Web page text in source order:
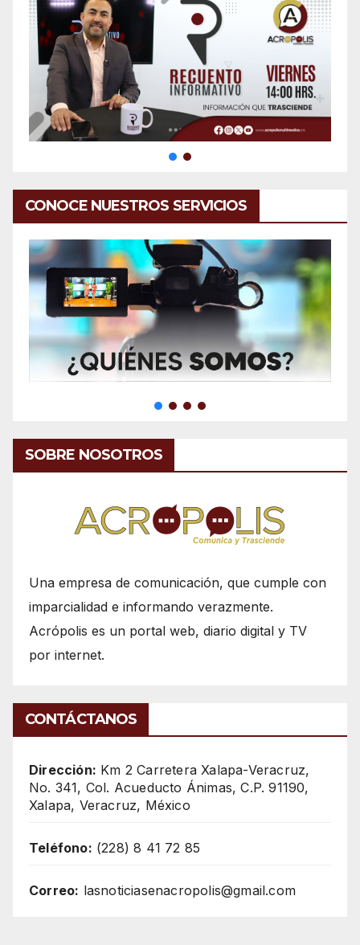
CONOCE NUESTROS SERVICIOS
SOBRE NOSOTROS
Una empresa de comunicación, que cumple con
imparcialidad e informando verazmente.
Acrópolis es un portal web, diario digital y TV
por internet.
CONTÁCTANOS
Dirección: Km 2 Carretera Xalapa-Veracruz,
No. 341, Col. Acueducto Ánimas, C.P. 91190,
Xalapa, Veracruz, México
Teléfono: (228) 8 41 72 85
Correo: lasnoticiasenacropolis@gmail.com